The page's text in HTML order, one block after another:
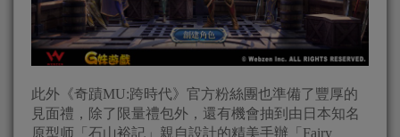
此外《奇蹟MU:跨時代》官方粉絲團也準備了豐厚的
見面禮，除了限量禮包外，還有機會抽到由日本知名
原型师「石山裕記」親自設計的精美手辦「Fairy